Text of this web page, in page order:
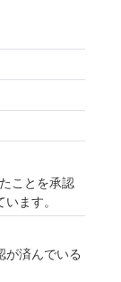
ことを承認
ます。
が済んでいる